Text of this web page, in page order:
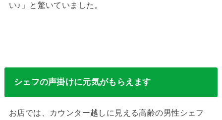
い♪」と驚いていました。
シェフの声掛けに元気がもらえます
お店では、カウンター越しに見える高齢の男性シェフ